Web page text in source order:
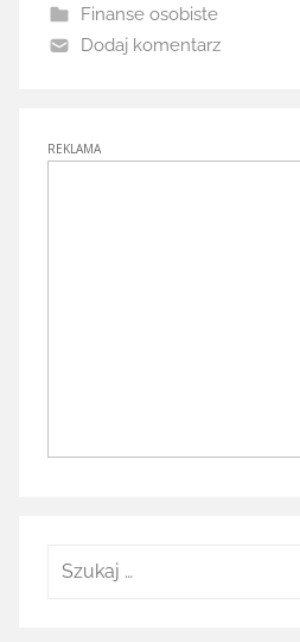
Finanse osobiste
Dodaj komentarz
Szukaj: